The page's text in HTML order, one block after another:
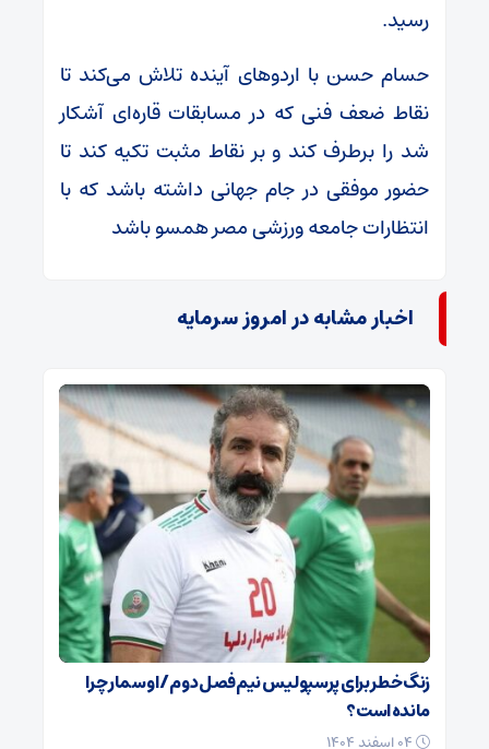
رسید.
حسام حسن با اردو‌های آینده تلاش می‌کند تا
نقاط ضعف فنی که در مسابقات قاره‌ای آشکار
شد را برطرف کند و بر نقاط مثبت تکیه کند تا
حضور موفقی در جام جهانی داشته باشد که با
انتظارات جامعه ورزشی مصر همسو باشد
اخبار مشابه در امروز سرمایه
زنگ خطر برای پرسپولیس نیم‌فصل دوم / اوسمار چرا
مانده است؟